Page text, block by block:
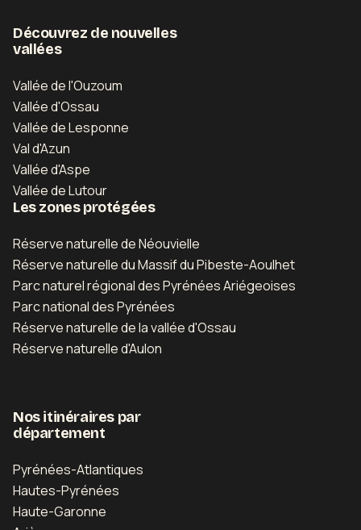
Découvrez de nouvelles
vallées
Vallée de l'Ouzoum
Vallée d'Ossau
Vallée de Lesponne
Val d'Azun
Vallée d'Aspe
Vallée de Lutour
Les zones protégées
Réserve naturelle de Néouvielle
Réserve naturelle du Massif du Pibeste-Aoulhet
Parc naturel régional des Pyrénées Ariégeoises
Parc national des Pyrénées
Réserve naturelle de la vallée d'Ossau
Réserve naturelle d'Aulon
Nos itinéraires par
département
Pyrénées-Atlantiques
Hautes-Pyrénées
Haute-Garonne